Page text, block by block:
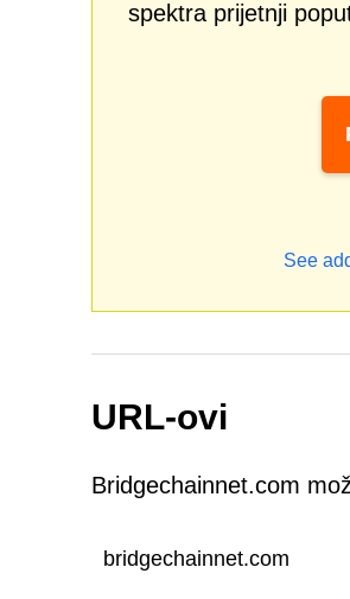
spektra prijetnji
See
URL-ovi
Bridgechainnet.com
bridgechainnet.com